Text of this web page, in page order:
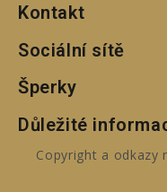
Kontakt
Sociální sítě
Šperky
Důležité
Copyright a